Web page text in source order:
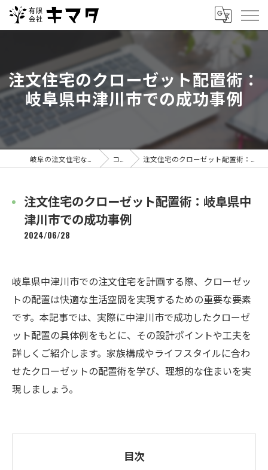
注文住宅のクローゼット配置術：
岐阜県中津川市での成功事例
コラム 注文住宅のクローゼット配置術：岐阜県中津川市での成功事例
注文住宅のクローゼット配置術：岐阜県中
津川市での成功事例
2024/06/28
岐阜県中津川市での注文住宅を計画する際、クローゼッ
トの配置は快適な生活空間を実現するための重要な要素
です。本記事では、実際に中津川市で成功したクローゼ
ット配置の具体例をもとに、その設計ポイントや工夫を
詳しくご紹介します。家族構成やライフスタイルに合わ
せたクローゼットの配置術を学び、理想的な住まいを実
現しましょう。
目次